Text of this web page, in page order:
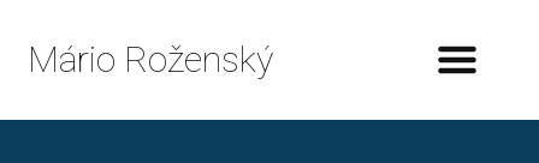
Mário Roženský